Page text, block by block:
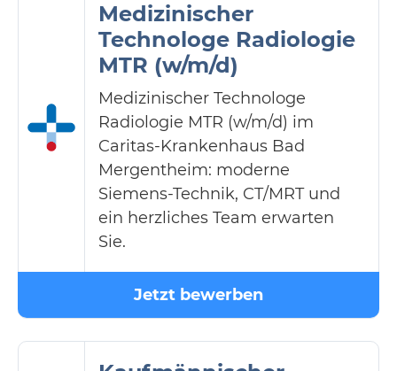
Medizinischer
Technologe Radiologie
MTR (w/m/d)
Medizinischer Technologe
Radiologie MTR (w/m/d) im
Caritas-Krankenhaus Bad
Mergentheim: moderne
Siemens-Technik, CT/MRT und
ein herzliches Team erwarten
Sie.
Jetzt bewerben